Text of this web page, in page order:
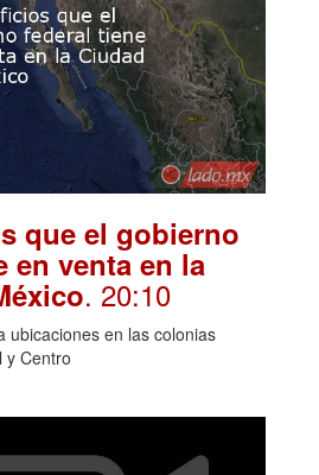
que el gobierno
en venta en la
. 20:10
ubicaciones en las colonias
y Centro